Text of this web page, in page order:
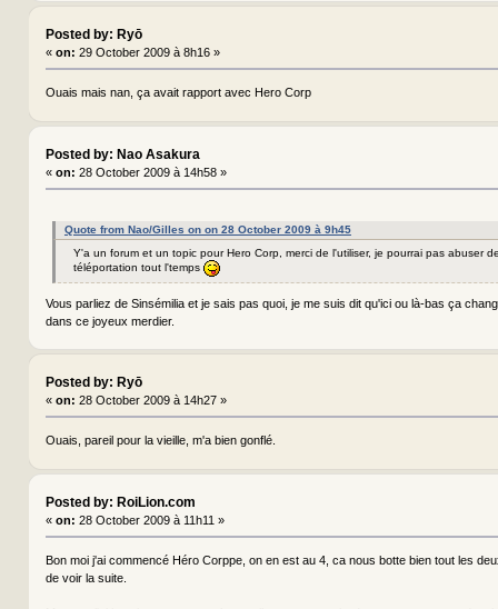
Posted by: Ryō
« on: 29 October 2009 à 8h16 »
Ouais mais nan, ça avait rapport avec Hero Corp
Posted by: Nao Asakura
« on: 28 October 2009 à 14h58 »
Quote from Nao/Gilles on on 28 October 2009 à 9h45
Y'a un forum et un topic pour Hero Corp, merci de l'utiliser, je pourrai pas abuser
téléportation tout l'temps
Vous parliez de Sinsémilia et je sais pas quoi, je me suis dit qu'ici ou là-bas ça
dans ce joyeux merdier.
Posted by: Ryō
« on: 28 October 2009 à 14h27 »
Ouais, pareil pour la vieille, m'a bien gonflé.
Posted by: RoiLion.com
« on: 28 October 2009 à 11h11 »
Bon moi j'ai commencé Héro Corppe, on en est au 4, ca nous botte bien tout les
de voir la suite.